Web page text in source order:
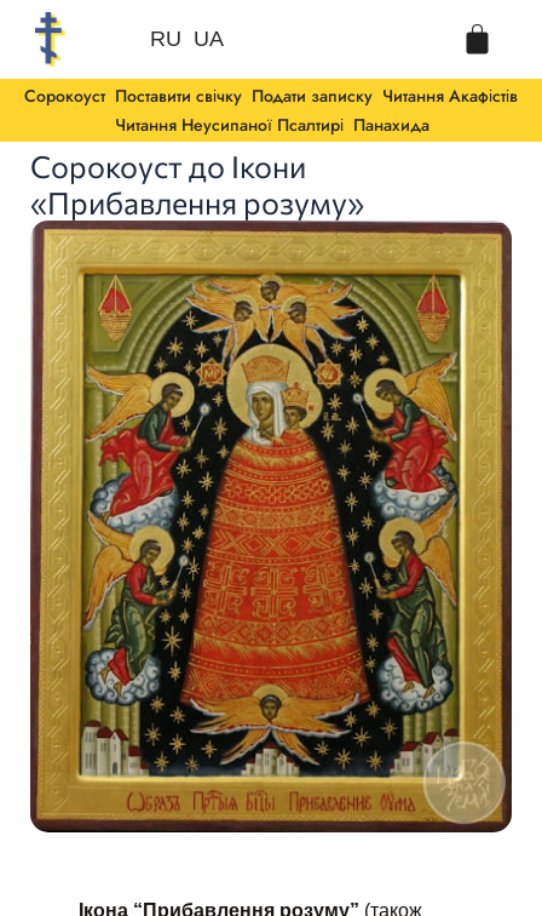
Перейти
вмісту
RU UA Cart
Сорокоуст Поставити свічку Подати записку Читання Акафістів
Читання Неусипаної Псалтирі Панахида
Сорокоуст до Ікони
«Прибавлення розуму»
Ікона “Прибавлення розуму” (також